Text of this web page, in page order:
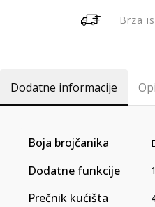
Brza
Dodatne informacije
Boja brojčanika
Dodatne funkcije
Prečnik kućišta